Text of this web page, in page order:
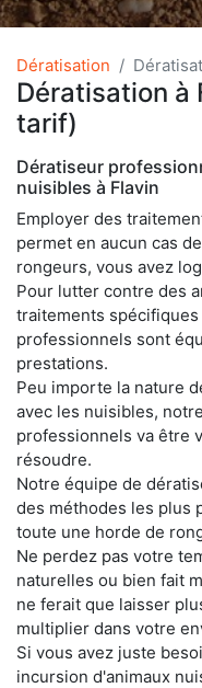
Dératisation
Dératisation à
tarif)
Dératiseur
nuisibles à Flavin
Employer des
permet en aucun cas
rongeurs, vous avez
Pour lutter contre des
traitements
professionnels sont
prestations.
Peu importe la nature
avec les nuisibles,
professionnels va être
résoudre.
Notre équipe de
des méthodes les plus
toute une horde de
Ne perdez pas votre
naturelles ou bien fait
ne ferait que laisser
multiplier dans votre
Si vous avez juste
incursion d'animaux